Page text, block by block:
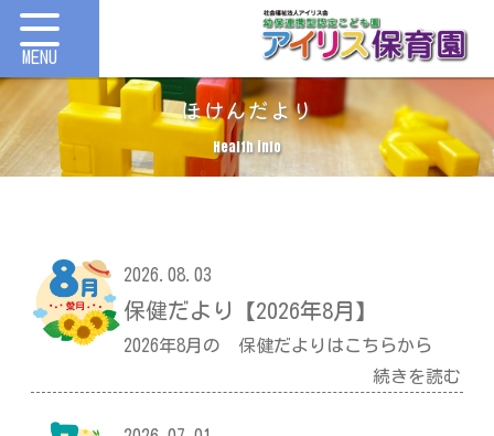
ほけんだより
Health info
2026.08.03
保健だより【2026年8月】
2026年8月の 保健だよりはこちらから
続きを読む